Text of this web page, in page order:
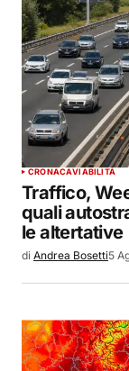
CRONACAVIABILITÀ
Traffico,
quali
le altertative
di Andrea Bosetti5